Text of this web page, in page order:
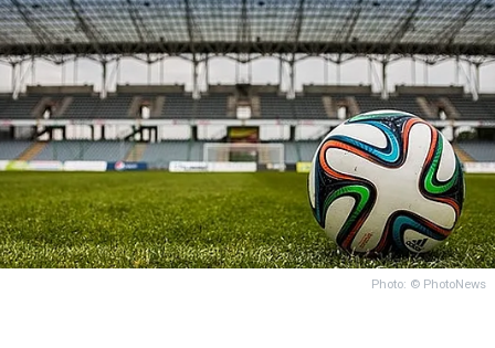
Photo: © PhotoNews